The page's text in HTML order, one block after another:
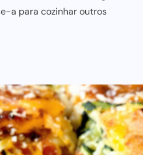
a para cozinhar outros